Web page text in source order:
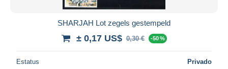
SHARJAH Lot zegels gestempeld
± 0,17 US$ 0,30 € -50 %
Estatus Privado